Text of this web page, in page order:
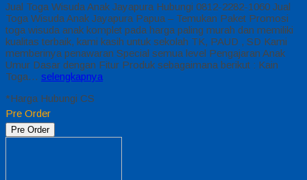
Jual Toga Wisuda Anak Jayapura Hubungi 0812-2282-1060 Jual
Toga Wisuda Anak Jayapura Papua – Temukan Paket Promosi
toga wisuda anak komplet pada harga paling murah dan memiliki
kualitas terbaik, kami kasih untuk sekolah TK, PAUD , SD Kami
memberinya penawaran Special semua level Pengajaran Anak
Umur Dasar dengan Fitur Produk sebagaimana berikut : Kain
Toga… selengkapnya
*Harga Hubungi CS
Pre Order
Pre Order